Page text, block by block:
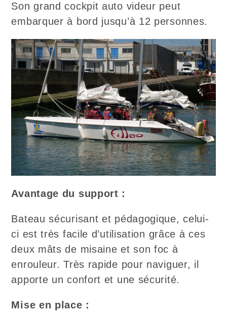
Son grand cockpit auto videur peut
embarquer à bord jusqu’à 12 personnes.
Avantage du support :
Bateau sécurisant et pédagogique, celui-
ci est très facile d’utilisation grâce à ces
deux mâts de misaine et son foc à
enrouleur. Très rapide pour naviguer, il
apporte un confort et une sécurité.
Mise en place :